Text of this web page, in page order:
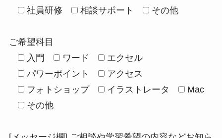
社員研修
相談サポート その他
ご希望科目
入門
ワード
エクセル
パワーポイント
アクセス
フォトショップ
イラストレータ
Mac
その他